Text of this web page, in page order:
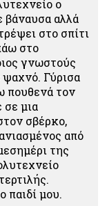
ο
αλλά
στο σπίτι
στο
γνωστούς
Γύρισα
πουθενά τον
μια
σβέρκο,
από
της
μου.